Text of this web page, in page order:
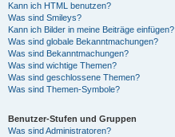
Kann ich HTML benutzen?
Was sind Smileys?
Kann ich Bilder in meine Beiträge einfügen?
Was sind globale Bekanntmachungen?
Was sind Bekanntmachungen?
Was sind wichtige Themen?
Was sind geschlossene Themen?
Was sind Themen-Symbole?
Benutzer-Stufen und Gruppen
Was sind Administratoren?